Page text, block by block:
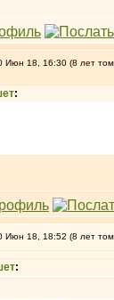
Июн 18, 16:30 (8 лет
:
Июн 18, 18:52 (8 лет
: